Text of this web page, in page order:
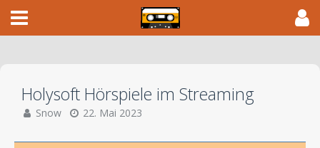
Holysoft Hörspiele im Streaming
Snow 22. Mai 2023